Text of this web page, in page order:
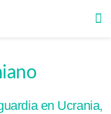
en Ucrania,